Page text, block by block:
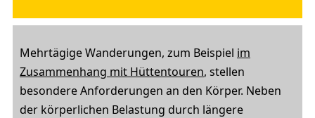
Mehrtägige Wanderungen, zum Beispiel im
Zusammenhang mit Hüttentouren, stellen
besondere Anforderungen an den Körper. Neben
der körperlichen Belastung durch längere